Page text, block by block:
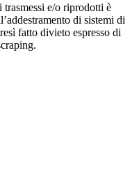
e/o riprodotti è
di sistemi di
fatto divieto espresso di